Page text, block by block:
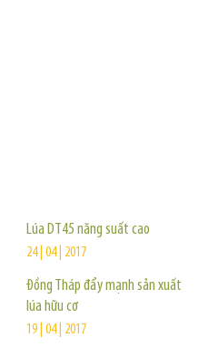
Lúa DT45 năng suất cao
24 | 04 | 2017
Đồng Tháp đẩy mạnh sản xuất
lúa hữu cơ
19 | 04 | 2017